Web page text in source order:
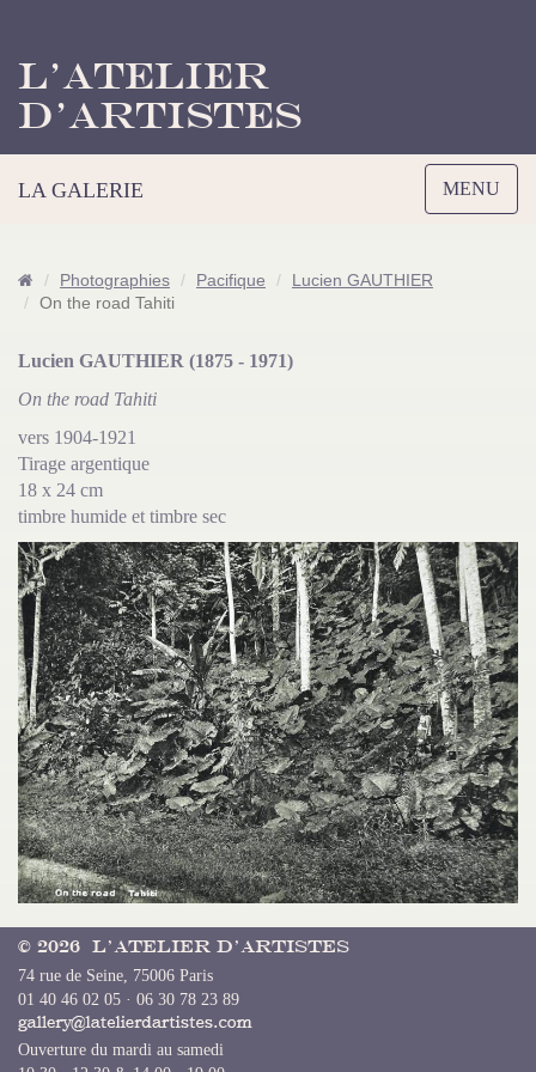
L’Atelier
d’Artistes
Toggle
navigation
MENU
LA GALERIE
Photographies Pacifique
Lucien GAUTHIER
On the road Tahiti
Lucien GAUTHIER (1875 - 1971)
On the road Tahiti
vers 1904-1921
Tirage argentique
18 x 24 cm
timbre humide et timbre sec
© 2026 L’Atelier d’Artistes
74 rue de Seine, 75006 Paris
01 40 46 02 05 · 06 30 78 23 89
Ouverture du mardi au samedi